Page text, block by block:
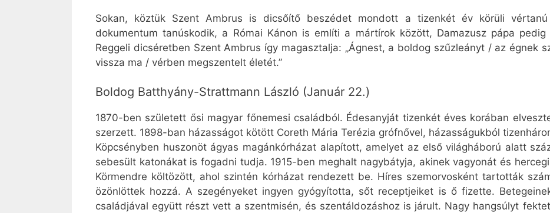
Sokan, köztük Szent Ambrus is dicsőítő beszédet mondott a tizenkét év körüli vértanú
dokumentum tanúskodik, a Római Kánon is említi a mártírok között, Damazusz pápa
Reggeli dicséretben Szent Ambrus így magasztalja: „Ágnest, a boldog szűzleányt / az égnek
vissza ma / vérben megszentelt életét.”
Boldog Batthyány-Strattmann László (Január 22.)
1870-ben született ősi magyar főnemesi családból. Édesanyját tizenkét éves korában
szerzett. 1898-ban házasságot kötött Coreth Mária Terézia grófnővel, házasságukból
Köpcsényben huszonöt ágyas magánkórházat alapított, amelyet az első világháború alatt
sebesült katonákat is fogadni tudja. 1915-ben meghalt nagybátyja, akinek vagyonát és
Körmendre költözött, ahol szintén kórházat rendezett be. Híres szemorvosként tartották
özönlöttek hozzá. A szegényeket ingyen gyógyította, sőt receptjeiket is ő fizette.
családjával együtt részt vett a szentmisén, és szentáldozáshoz is járult. Nagy hangsúlyt